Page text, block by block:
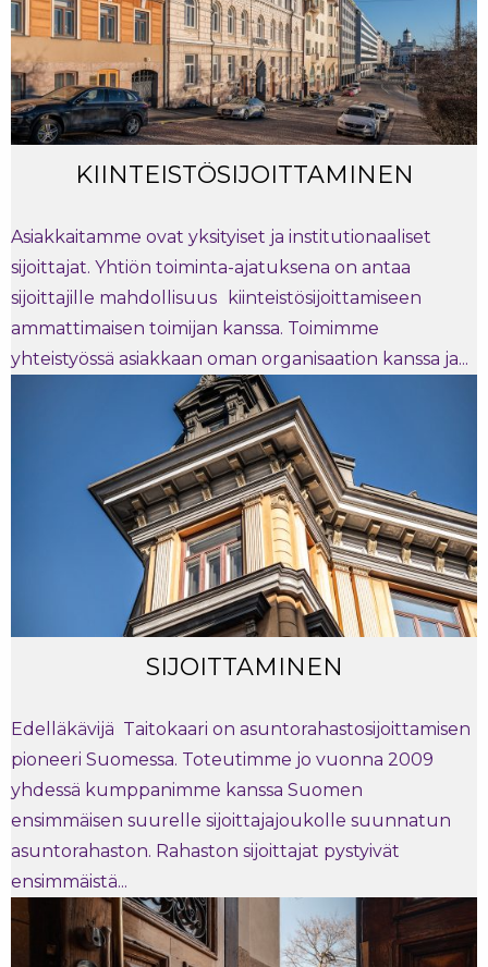
KIINTEISTÖSIJOITTAMINEN
Asiakkaitamme ovat yksityiset ja institutionaaliset
sijoittajat. Yhtiön toiminta-ajatuksena on antaa
sijoittajille mahdollisuus kiinteistösijoittamiseen
ammattimaisen toimijan kanssa. Toimimme
yhteistyössä asiakkaan oman organisaation kanssa ja...
SIJOITTAMINEN
Edelläkävijä Taitokaari on asuntorahastosijoittamisen
pioneeri Suomessa. Toteutimme jo vuonna 2009
yhdessä kumppanimme kanssa Suomen
ensimmäisen suurelle sijoittajajoukolle suunnatun
asuntorahaston. Rahaston sijoittajat pystyivät
ensimmäistä...